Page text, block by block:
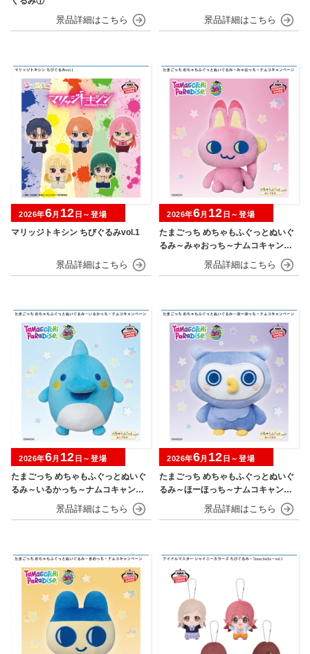
マリッジトキシン ちびぐるみvol.1
2026年6月 12 日～登場
たまごっち めちゃもふぐっとぬいぐ
るみ～みゃおっち～ナムコキャンペ
2026年6月 12 日～登場
たまごっち めちゃもふぐっとぬいぐ
るみ～いるかっち～ナムコキャンペ
2026年6月 12 日～登場
たまごっち めちゃもふぐっとぬいぐ
るみ～ほーほっち～ナムコキャンペ
2026年6月 12 日～登場